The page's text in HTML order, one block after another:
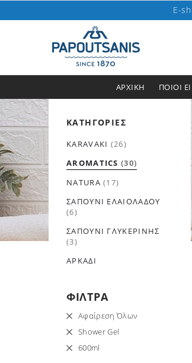
E-
ΑΡΧΙΚΗ ΠΟΙΟΙ
ΚΑΤΗΓΟΡΙΕΣ
KARAVAKI (26)
AROMATICS(30)
NATURA(17)
ΣΑΠΟΎΝΙ ΕΛΑΙΌΛΑΔΟΥ
(6)
ΣΑΠΟΎΝΙ ΓΛΥΚΕΡΊΝΗΣ
(3)
ΑΡΚΆΔΙ
ΦΙΛΤΡΑ
Αφαίρεση Όλων
Shower Gel
600ml